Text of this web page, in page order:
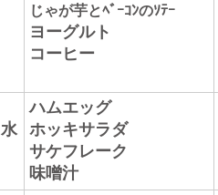
じゃが芋とﾍﾞｰｺﾝのｿﾃｰ
ヨーグルト
コーヒー
水
ハムエッグ
ホッキサラダ
サケフレーク
味噌汁